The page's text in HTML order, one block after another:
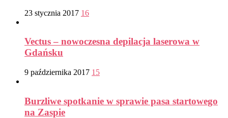
23 stycznia 2017 16
Vectus – nowoczesna depilacja laserowa w
Gdańsku
9 października 2017 15
Burzliwe spotkanie w sprawie pasa startowego
na Zaspie